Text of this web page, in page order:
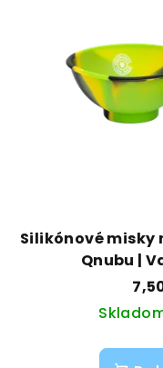
Silikónové misky
Qnubu |